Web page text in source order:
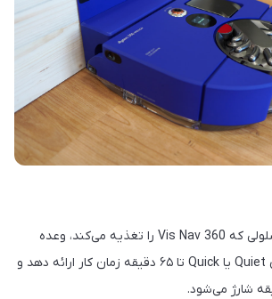
باتری لیتیوم یون ۱۲ سلولی که 360 Vis Nav را تغذیه می‌کند، وعده
می‌دهد تا در حالت‌های Quiet یا Quick تا ۶۵ دقیقه زمان کار ارائه دهد و